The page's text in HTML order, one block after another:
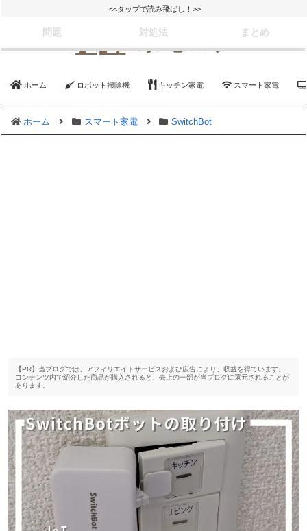
ホーム ロボット掃除機 キッチン家電 スマート家電
ホーム スマート家電 SwitchBot
【PR】当ブログでは、アフィリエイトサービスおよび広告により、収益を得ています。
コンテンツ内で紹介した商品が購入されると、売上の一部が当ブログに還元されることが
あります。
<<タップで読み飛ばし！>>
問題 対処法 まとめ